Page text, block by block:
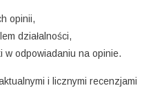
opinii,
działalności,
w odpowiadaniu na opinie.
i licznymi recenzjami